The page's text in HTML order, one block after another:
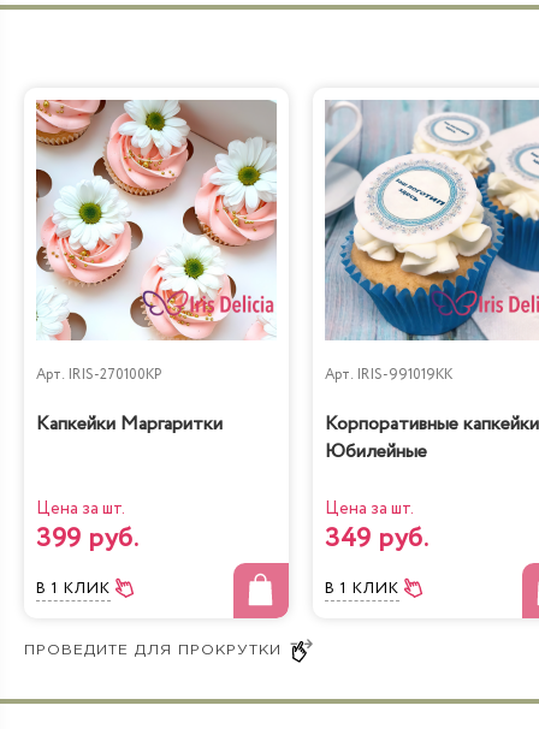
Арт. IRIS-270100KP
Капкейки Маргаритки
Цена за шт.
399 руб.
В 1 КЛИК
Арт. IRIS-991019KK
Корпоративные капкейки
Юбилейные
Цена за шт.
349 руб.
В 1 КЛИК